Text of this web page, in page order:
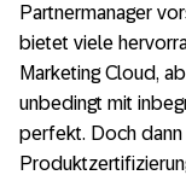
Partnermanager
bietet viele
Marketing Cloud,
unbedingt mit
perfekt. Doch dann